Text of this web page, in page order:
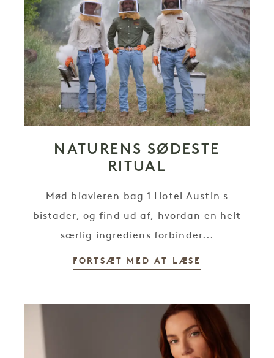
NATURENS SØDESTE
RITUAL
Mød biavleren bag 1 Hotel Austin s
bistader, og find ud af, hvordan en helt
særlig ingrediens forbinder...
FORTSÆT MED AT LÆSE